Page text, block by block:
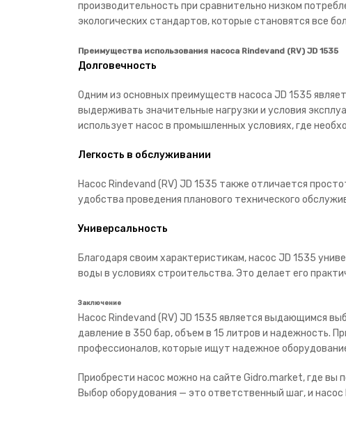
производительность при сравнительно низком
экологических стандартов, которые становятся все
Преимущества использования насоса Rindevand (RV) JD 1535
Долговечность
Одним из основных преимуществ насоса JD 1535
выдерживать значительные нагрузки и условия
использует насос в промышленных условиях, где
Легкость в обслуживании
Насос Rindevand (RV) JD 1535 также отличается
удобства проведения планового технического
Универсальность
Благодаря своим характеристикам, насос JD 1535
воды в условиях строительства. Это делает его
Заключение
Насос Rindevand (RV) JD 1535 является выдающимся
давление в 350 бар, объем в 15 литров и надежность.
профессионалов, которые ищут надежное
Приобрести насос можно на сайте Gidro.market, где
Выбор оборудования — это ответственный шаг, и